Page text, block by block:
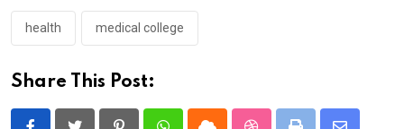
health medical college
Share This Post: